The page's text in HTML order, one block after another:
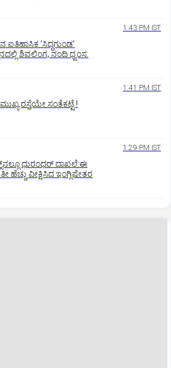
1:43 PM IST
‘ಸಿದ್ಧಗುಂಡ’
ಶಿವಲಿಂಗ, ನಂದಿ ಧ್ವಂಸ:
1:41 PM IST
ರಸ್ತೆಯೇ ಸಂತೆಕಟ್ಟೆ !
1:29 PM IST
ಧುರಂಧರ್‌ ದಾಖಲೆ:ಈ
ಹೆಚ್ಚು ವೀಕ್ಷಿಸಿದ ಇಂಗ್ಲಿಷೇತರ